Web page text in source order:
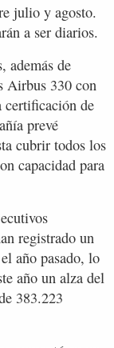
julio y agosto.
a ser diarios.
además de
Airbus 330 con
certificación de
prevé
cubrir todos los
capacidad para
registrado un
año pasado, lo
año un alza del
383.223